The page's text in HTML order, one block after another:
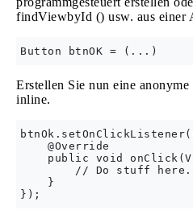
findViewbyId () usw. aus einer
Erstellen Sie nun eine
inline.
    @Override
public void
// Do stuff
    }